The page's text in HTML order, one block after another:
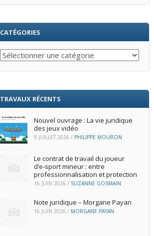
CATÉGORIES
Catégories
TRAVAUX RÉCENTS
Nouvel ouvrage : La vie juridique
des jeux vidéo
9 JUILLET 2026 / PHILIPPE MOURON
Le contrat de travail du joueur
d’e‑sport mineur : entre
professionnalisation et protection
16 JUIN 2026 / SUZANNE GOSMAIN
Note juridique – Morgane Payan
16 JUIN 2026 / MORGANE PAYAN